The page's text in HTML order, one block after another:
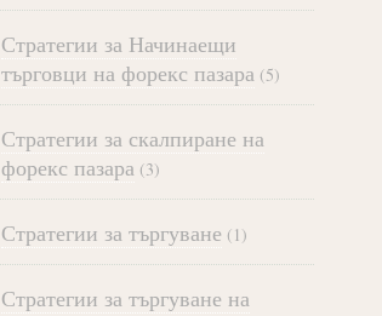
Стратегии за Начинаещи
търговци на форекс пазара (5)
Стратегии за скалпиране на
форекс пазара (3)
Стратегии за търгуване (1)
Стратегии за търгуване на